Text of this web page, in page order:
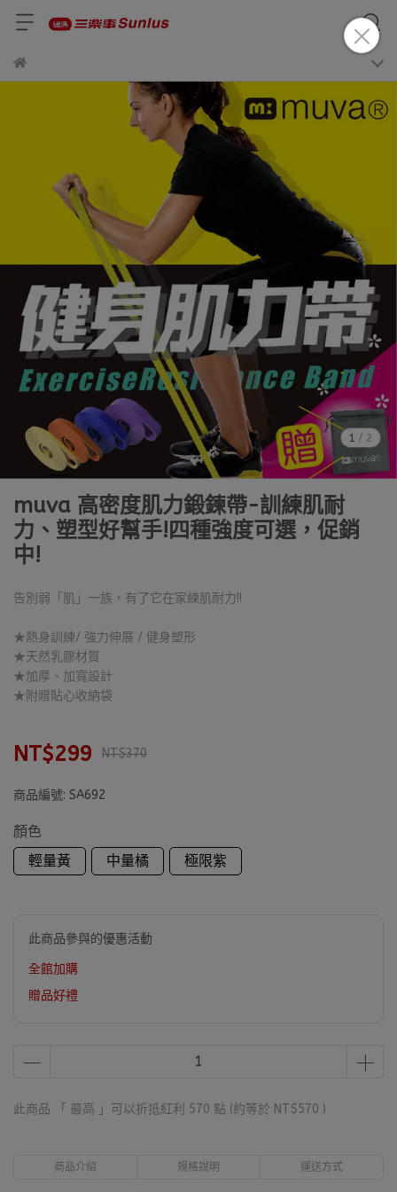
1 / 2
muva 高密度肌力鍛鍊帶-訓練肌耐
力、塑型好幫手!四種強度可選，促銷
中!
告別弱「肌」一族，有了它在家練肌耐力!!
★熱身訓練/ 強力伸展 / 健身塑形
★天然乳膠材質
★加厚、加寬設計
★附贈貼心收納袋
NT$299 NT$370
商品編號: SA692
顏色
輕量黃
中量橘 極限紫
此商品參與的優惠活動
全館加購
贈品好禮
此商品 「 最高 」可以折抵紅利 570 點 (約等於 NT$570 )
商品介紹 規格說明 運送方式